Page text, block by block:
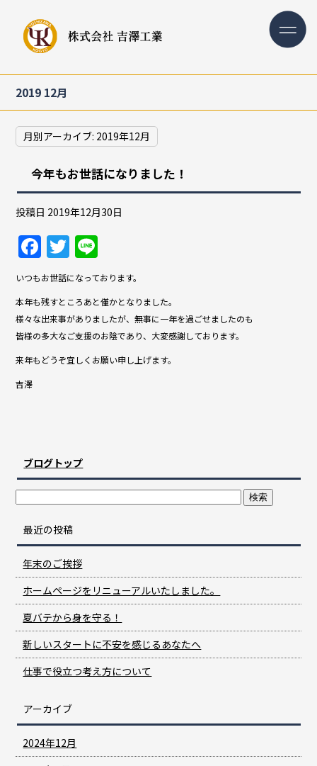
2019 12月
月別アーカイブ: 2019年12月
今年もお世話になりました！
投稿日 2019年12月30日
F
a
c
e
b
o
T
w
itt
er
n
e
いつもお世話になっております。
本年も残すところあと僅かとなりました。
様々な出来事がありましたが、無事に一年を過ごせましたのも
皆様の多大なご支援のお陰であり、大変感謝しております。
来年もどうぞ宜しくお願い申し上げます。
吉澤
ブログトップ
最近の投稿
年末のご挨拶
ホームページをリニューアルいたしました。
夏バテから身を守る！
新しいスタートに不安を感じるあなたへ
仕事で役立つ考え方について
アーカイブ
2024年12月